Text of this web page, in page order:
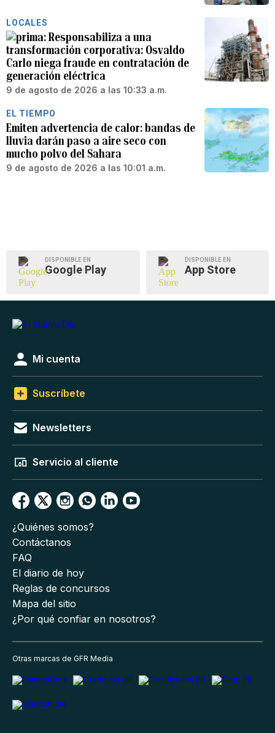
LOCALES
Responsabiliza a una
transformación corporativa: Osvaldo
Carlo niega fraude en contratación de
generación eléctrica
9 de agosto de 2026 a las 10:33 a.m.
EL TIEMPO
Emiten advertencia de calor: bandas de
lluvia darán paso a aire seco con
mucho polvo del Sahara
9 de agosto de 2026 a las 10:01 a.m.
DISPONIBLE EN
Google Play
DISPONIBLE EN
App Store
Mi cuenta
Suscríbete
Newsletters
Servicio al cliente
¿Quiénes somos?
Contáctanos
FAQ
El diario de hoy
Reglas de concursos
Mapa del sitio
¿Por qué confiar en nosotros?
Otras marcas de GFR Media